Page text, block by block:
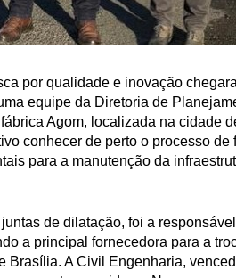
por qualidade e inovação
equipe da Diretoria de
Agom, localizada na cidade
conhecer de perto o processo de
para a manutenção da
de dilatação, foi a
a principal fornecedora para a
Brasília. A Civil Engenharia,